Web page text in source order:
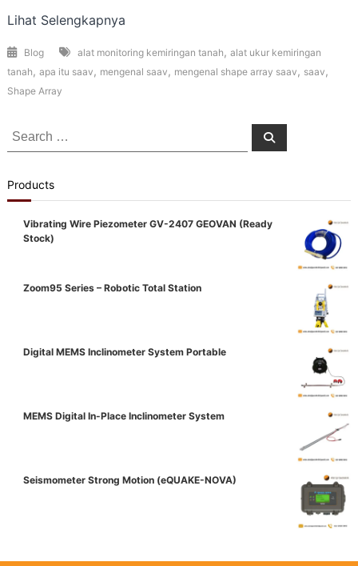
Lihat Selengkapnya
Blog alat monitoring kemiringan tanah , alat ukur kemiringan
tanah , apa itu saav , mengenal saav , mengenal shape array saav , saav ,
Shape Array
Search
for:
Search
Products
Vibrating Wire Piezometer GV-2407 GEOVAN (Ready
Stock)
Zoom95 Series – Robotic Total Station
Digital MEMS Inclinometer System Portable
MEMS Digital In-Place Inclinometer System
Seismometer Strong Motion (eQUAKE-NOVA)